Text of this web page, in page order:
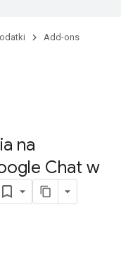
Add-ons
na
Chat w